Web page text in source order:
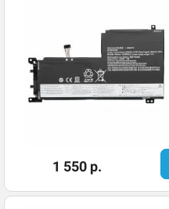
1 550 р.